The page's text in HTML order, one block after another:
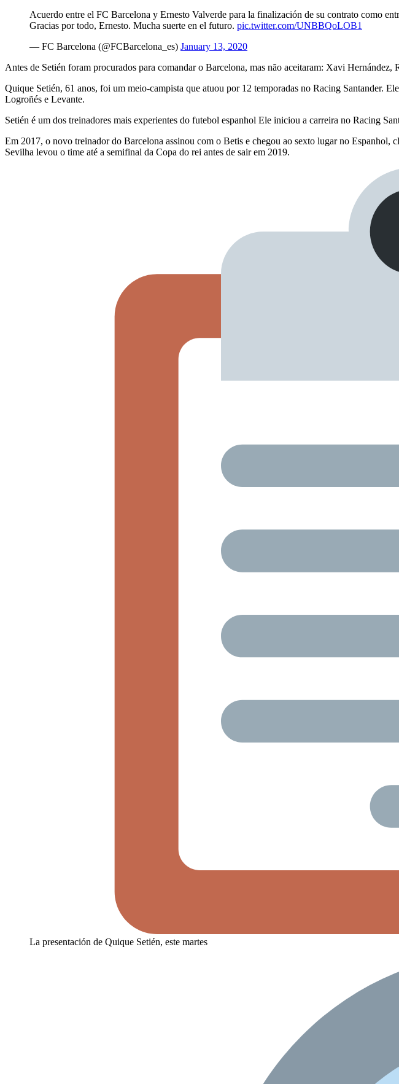
Acuerdo entre el FC Barcelona y Ernesto Valverde para la finalización de su contrato como
Gracias por todo, Ernesto. Mucha suerte en el futuro. pic.twitter.com/UNBBQoLOB1
— FC Barcelona (@FCBarcelona_es) January 13, 2020
Antes de Setién foram procurados para comandar o Barcelona, mas não aceitaram: Xavi
Quique Setién, 61 anos, foi um meio-campista que atuou por 12 temporadas no Racing Santander.
Logroñés e Levante.
Setién é um dos treinadores mais experientes do futebol espanhol Ele iniciou a carreira no Racing
Em 2017, o novo treinador do Barcelona assinou com o Betis e chegou ao sexto lugar no
Sevilha levou o time até a semifinal da Copa do rei antes de sair em 2019.
La presentación de Quique Setién, este martes